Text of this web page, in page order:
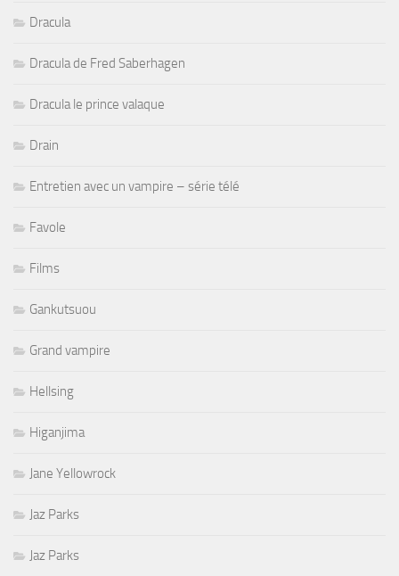
Dracula
Dracula de Fred Saberhagen
Dracula le prince valaque
Drain
Entretien avec un vampire – série télé
Favole
Films
Gankutsuou
Grand vampire
Hellsing
Higanjima
Jane Yellowrock
Jaz Parks
Jaz Parks